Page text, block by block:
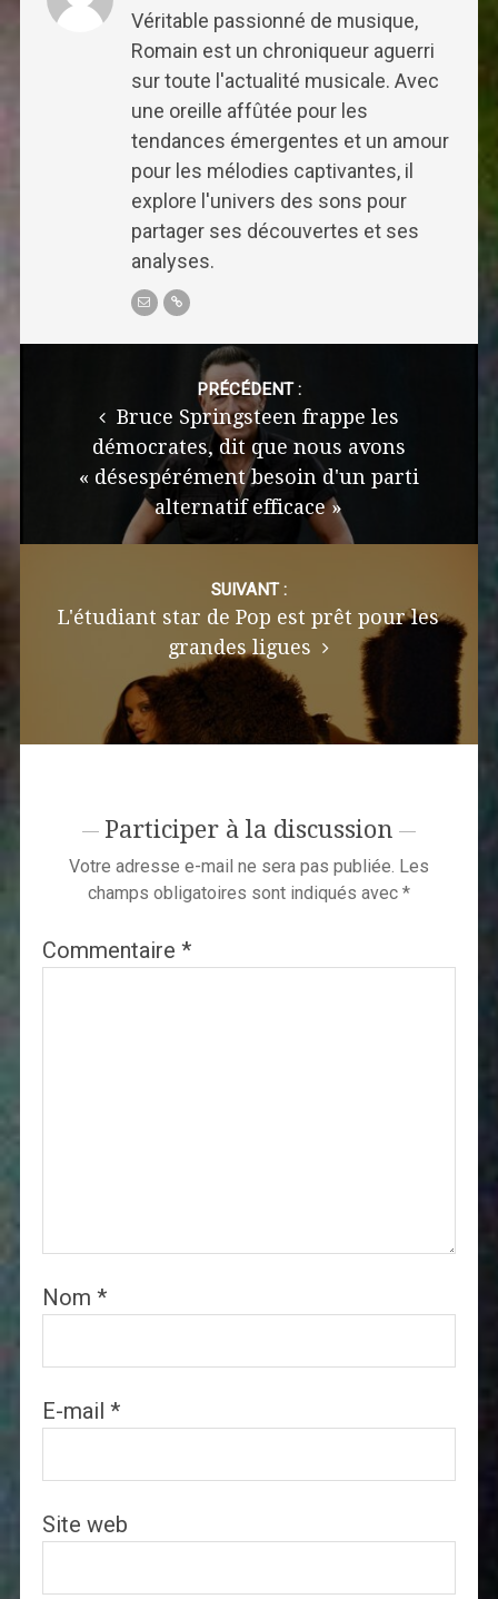
Véritable passionné de musique,
Romain est un chroniqueur aguerri
sur toute l'actualité musicale. Avec
une oreille affûtée pour les
tendances émergentes et un amour
pour les mélodies captivantes, il
explore l'univers des sons pour
partager ses découvertes et ses
analyses.
PRÉCÉDENT :
Bruce Springsteen frappe les
démocrates, dit que nous avons
« désespérément besoin d'un parti
alternatif efficace »
SUIVANT :
L'étudiant star de Pop est prêt pour les
grandes ligues
Participer à la discussion
Votre adresse e-mail ne sera pas publiée. Les
champs obligatoires sont indiqués avec *
Commentaire *
Nom *
E-mail *
Site web